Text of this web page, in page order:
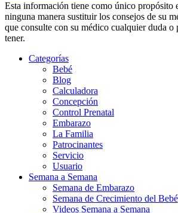
Esta información tiene como único propósito
ninguna manera sustituir los consejos de su
que consulte con su médico cualquier duda o
tener.
Categorías
Bebé
Blog
Calculadora
Concepción
Control Prenatal
Embarazo
La Familia
Patrocinantes
Servicio
Usuario
Semana a Semana
Semana de Embarazo
Semana de Crecimiento del Bebé
Videos Semana a Semana